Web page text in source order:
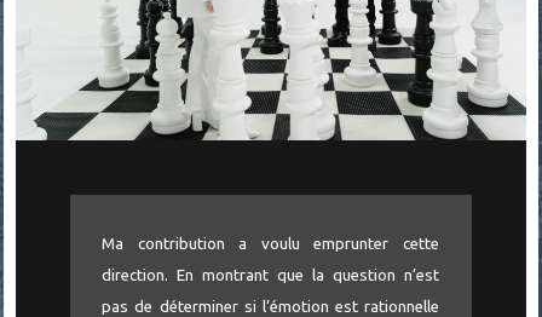
Ma contribution a voulu emprunter cette
direction. En montrant que la question n’est
pas de déterminer si l’émotion est rationnelle